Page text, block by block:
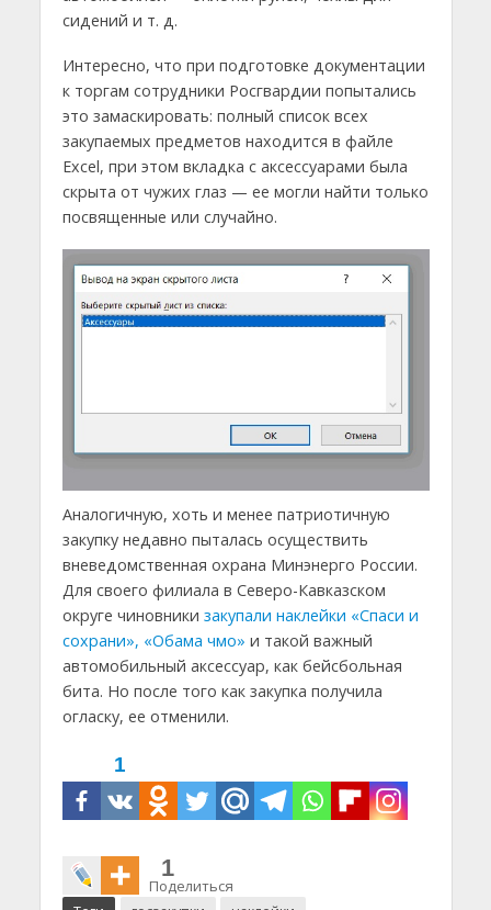
сидений и т. д.
Интересно, что при подготовке документации
к торгам сотрудники Росгвардии попытались
это замаскировать: полный список всех
закупаемых предметов находится в файле
Excel, при этом вкладка с аксессуарами была
скрыта от чужих глаз — ее могли найти только
посвященные или случайно.
Аналогичную, хоть и менее патриотичную
закупку недавно пыталась осуществить
вневедомственная охрана Минэнерго России.
Для своего филиала в Северо-Кавказском
округе чиновники закупали наклейки «Спаси и
сохрани», «Обама чмо» и такой важный
автомобильный аксессуар, как бейсбольная
бита. Но после того как закупка получила
огласку, ее отменили.
1
1
Поделиться